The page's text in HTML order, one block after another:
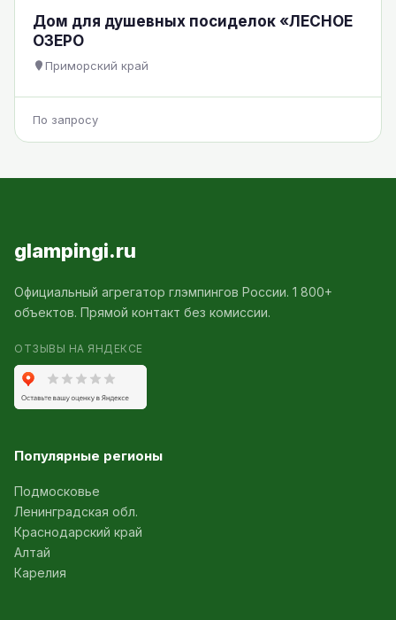
Дом для душевных посиделок «ЛЕСНОЕ
ОЗЕРО
Приморский край
По запросу
glampingi.ru
Официальный агрегатор глэмпингов России. 1 800+
объектов. Прямой контакт без комиссии.
ОТЗЫВЫ НА ЯНДЕКСЕ
Популярные регионы
Подмосковье
Ленинградская обл.
Краснодарский край
Алтай
Карелия